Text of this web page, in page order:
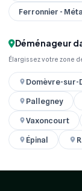
Ferronnier -
Déménageur
Élargissez votre zone
Domèvre-sur-
Pallegney
Vaxoncourt
Épinal